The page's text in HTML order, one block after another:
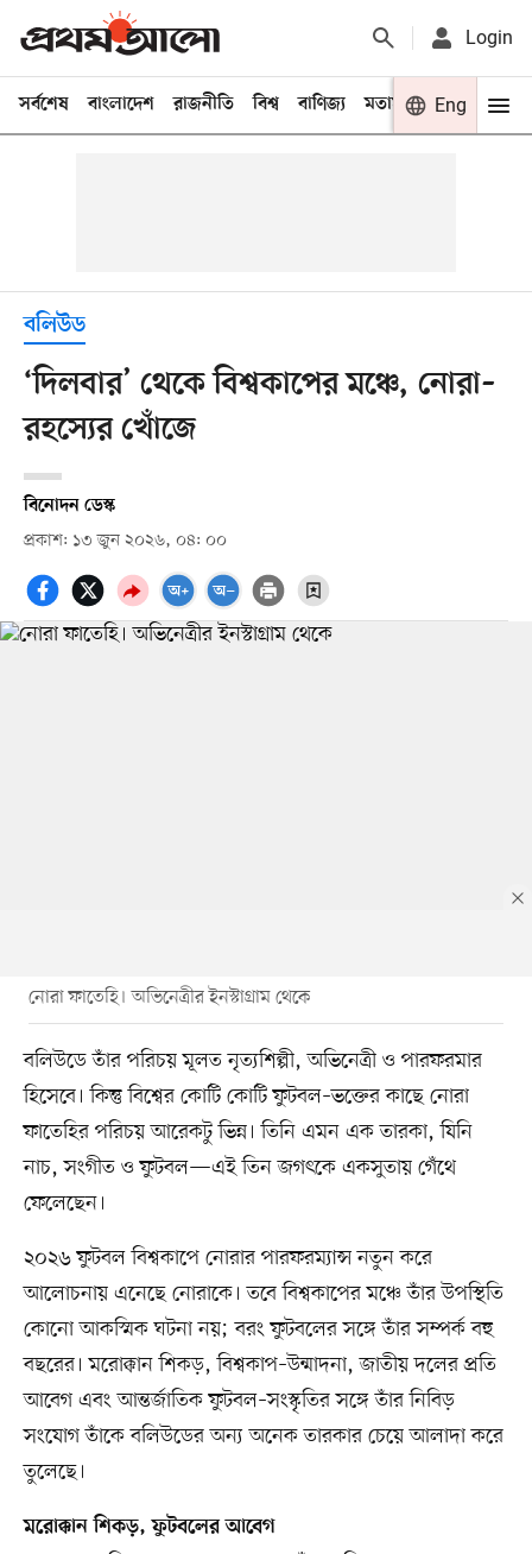
Login
সর্বশেষ বাংলাদেশ রাজনীতি বিশ্ব বাণিজ্য মতামত খেলা
Eng
বলিউড
‘দিলবার’ থেকে বিশ্বকাপের মঞ্চে, নোরা–
রহস্যের খোঁজে
বিনোদন ডেস্ক
প্রকাশ: ১৩ জুন ২০২৬, ০৪: ০০
নোরা ফাতেহি। অভিনেত্রীর ইনস্টাগ্রাম থেকে
বলিউডে তাঁর পরিচয় মূলত নৃত্যশিল্পী, অভিনেত্রী ও পারফরমার
হিসেবে। কিন্তু বিশ্বের কোটি কোটি ফুটবল–ভক্তের কাছে নোরা
ফাতেহির পরিচয় আরেকটু ভিন্ন। তিনি এমন এক তারকা, যিনি
নাচ, সংগীত ও ফুটবল—এই তিন জগৎকে একসুতায় গেঁথে
ফেলেছেন।
২০২৬ ফুটবল বিশ্বকাপে নোরার পারফরম্যান্স নতুন করে
আলোচনায় এনেছে নোরাকে। তবে বিশ্বকাপের মঞ্চে তাঁর উপস্থিতি
কোনো আকস্মিক ঘটনা নয়; বরং ফুটবলের সঙ্গে তাঁর সম্পর্ক বহু
বছরের। মরোক্কান শিকড়, বিশ্বকাপ–উন্মাদনা, জাতীয় দলের প্রতি
আবেগ এবং আন্তর্জাতিক ফুটবল–সংস্কৃতির সঙ্গে তাঁর নিবিড়
সংযোগ তাঁকে বলিউডের অন্য অনেক তারকার চেয়ে আলাদা করে
তুলেছে।
মরোক্কান শিকড়, ফুটবলের আবেগ